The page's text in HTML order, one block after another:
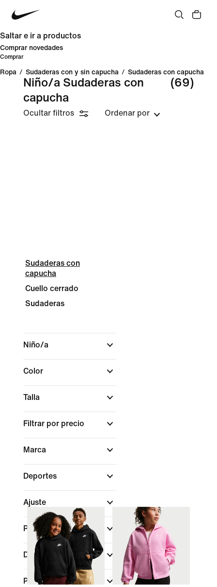
Saltar e ir a productos
Comprar novedades
Comprar
Ropa / Sudaderas con y sin capucha / Sudaderas con capucha
Niño/a Sudaderas con
capucha
(69)
Ocultar filtros Ordenar por
Sudaderas con
capucha
Cuello cerrado
Sudaderas
Niño/a
Color
Talla
Filtrar por precio
Marca
Deportes
Ajuste
Peso del material
Descuentos y ofertas
Para niño/a